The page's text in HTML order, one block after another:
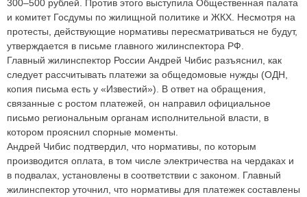
300–500 рублей. Против этого выступила Общественная палата
и комитет Госдумы по жилищной политике и ЖКХ. Несмотря на
протесты, действующие нормативы пересматриваться не будут,
утверждается в письме главного жилинспектора РФ.
Главный жилинспектор России Андрей Чибис разъяснил, как
следует рассчитывать платежи за общедомовые нужды (ОДН,
копия письма есть у «Известий»). В ответ на обращения,
связанные с ростом платежей, он направил официальное
письмо региональным органам исполнительной власти, в
котором прояснил спорные моменты.
Андрей Чибис подтвердил, что нормативы, по которым
производится оплата, в том числе электричества на чердаках и
в подвалах, установлены в соответствии с законом. Главный
жилинспектор уточнил, что нормативы для платежек составлены